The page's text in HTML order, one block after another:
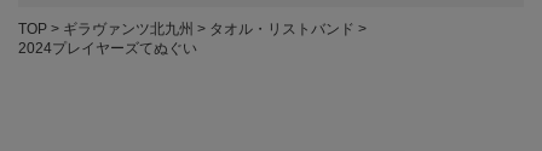
TOP ギラヴァンツ北九州
タオル・リストバンド
2024プレイヤーズてぬぐい